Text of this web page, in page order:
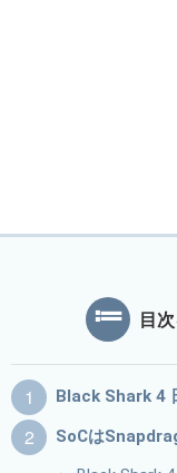
目
Black Shark 4
SoCは